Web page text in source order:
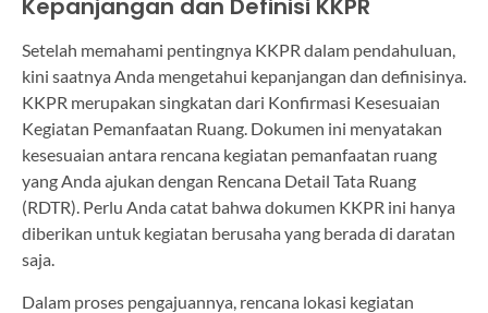
Kepanjangan dan Definisi KKPR
Setelah memahami pentingnya KKPR dalam pendahuluan,
kini saatnya Anda mengetahui kepanjangan dan definisinya.
KKPR merupakan singkatan dari Konfirmasi Kesesuaian
Kegiatan Pemanfaatan Ruang. Dokumen ini menyatakan
kesesuaian antara rencana kegiatan pemanfaatan ruang
yang Anda ajukan dengan Rencana Detail Tata Ruang
(RDTR). Perlu Anda catat bahwa dokumen KKPR ini hanya
diberikan untuk kegiatan berusaha yang berada di daratan
saja.
Dalam proses pengajuannya, rencana lokasi kegiatan